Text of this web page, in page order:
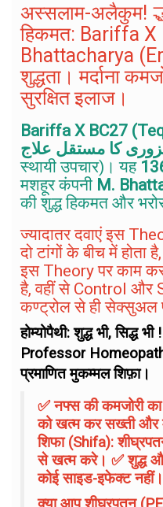
अस्सलाम-अलैकुम!
हिकमत: Bariffa
Bhattacharya
शुद्धता। मर्दाना
सुरक्षित इलाज।
Bariffa X BC27
کا مستقل علاج
स्थायी उपचार)। यह
मशहूर कंपनी M.
की शुद्ध हिकमत और
ज्यादातर दवाएं इस
दो टांगों के बीच में होता
इस Theory पर काम
है, वहीं से Control और
कण्ट्रोल से ही सेक्सुअल
होम्योपैथी: शुद्ध भी, सिद्ध
Professor
प्रमाणित मुकम्मल शिफ़ा।
✅ नफ्स की कमजोरी
को खत्म कर सख्ती और
शिफा (Shifa):
से खत्म करे। ✅ शुद्ध और
कोई साइड-इफेक्ट
क्या आप शीघ्रपतन